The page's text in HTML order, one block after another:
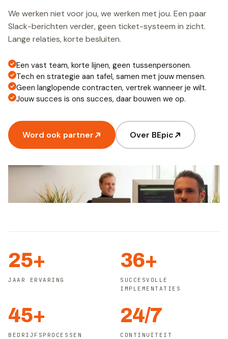
We werken niet voor jou, we werken met jou. Een paar
Slack-berichten verder, geen ticket-systeem in zicht.
Lange relaties, korte besluiten.
Een vast team, korte lijnen, geen tussenpersonen.
Tech en strategie aan tafel, samen met jouw mensen.
Geen langlopende contracten, vertrek wanneer je wilt.
Jouw succes is ons succes, daar bouwen we op.
Word ook partner Over BEpic
MAGENTO CERTIFIED TEAM
25+
JAAR ERVARING
36+
SUCCESVOLLE
IMPLEMENTATIES
45+
BEDRIJFSPROCESSEN
24/7
CONTINUÏTEIT